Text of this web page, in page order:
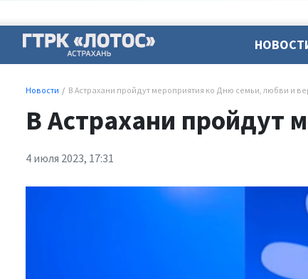
Новости В Астрахани пройдут мероприятия ко Дню семьи, любви и
В Астрахани пройдут
4 июля 2023, 17:31